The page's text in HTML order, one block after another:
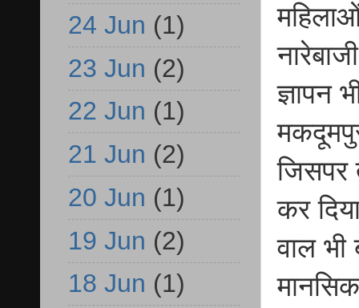
ज्ञापन
जिसपर
कर
वाल
24 Jun (1)
23 Jun (2)
22 Jun (1)
21 Jun (2)
20 Jun (1)
19 Jun (2)
18 Jun (1)